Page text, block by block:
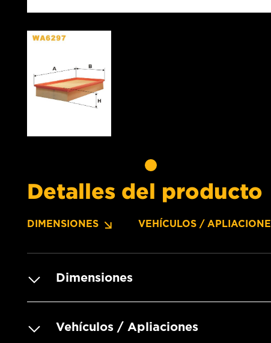
Detalles del producto
DIMENSIONES VEHÍCULOS /
Dimensiones
Vehículos / Apliaciones